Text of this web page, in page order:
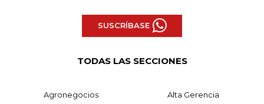
SUSCRÍBASE
TODAS LAS SECCIONES
Agronegocios Alta Gerencia